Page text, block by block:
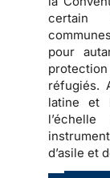
certain
pour
réfugiés.
latine et
d’asile et